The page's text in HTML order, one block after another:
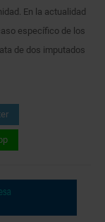
En la actualidad
específico de los
de dos imputados